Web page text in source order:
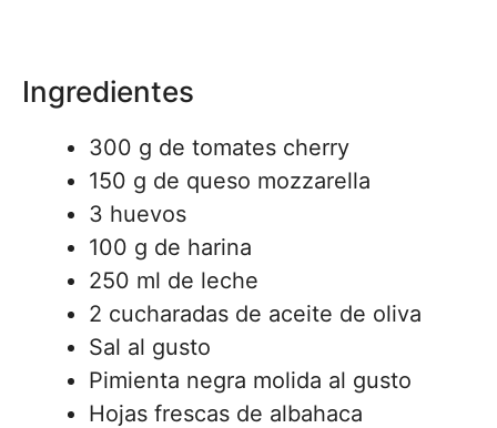
Ingredientes
300 g de tomates cherry
150 g de queso mozzarella
3 huevos
100 g de harina
250 ml de leche
2 cucharadas de aceite de oliva
Sal al gusto
Pimienta negra molida al gusto
Hojas frescas de albahaca